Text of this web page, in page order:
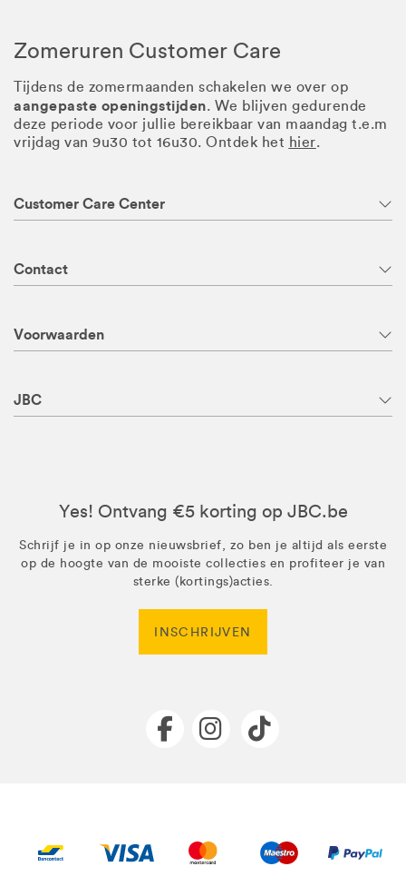
Zomeruren Customer Care
Tijdens de zomermaanden schakelen we over op
aangepaste openingstijden. We blijven gedurende
deze periode voor jullie bereikbaar van maandag t.e.m
vrijdag van 9u30 tot 16u30. Ontdek het hier.
Customer Care Center
Contact
Voorwaarden
JBC
Yes! Ontvang €5 korting op JBC.be
Schrijf je in op onze nieuwsbrief, zo ben je altijd als eerste
op de hoogte van de mooiste collecties en profiteer je van
sterke (kortings)acties.
INSCHRIJVEN